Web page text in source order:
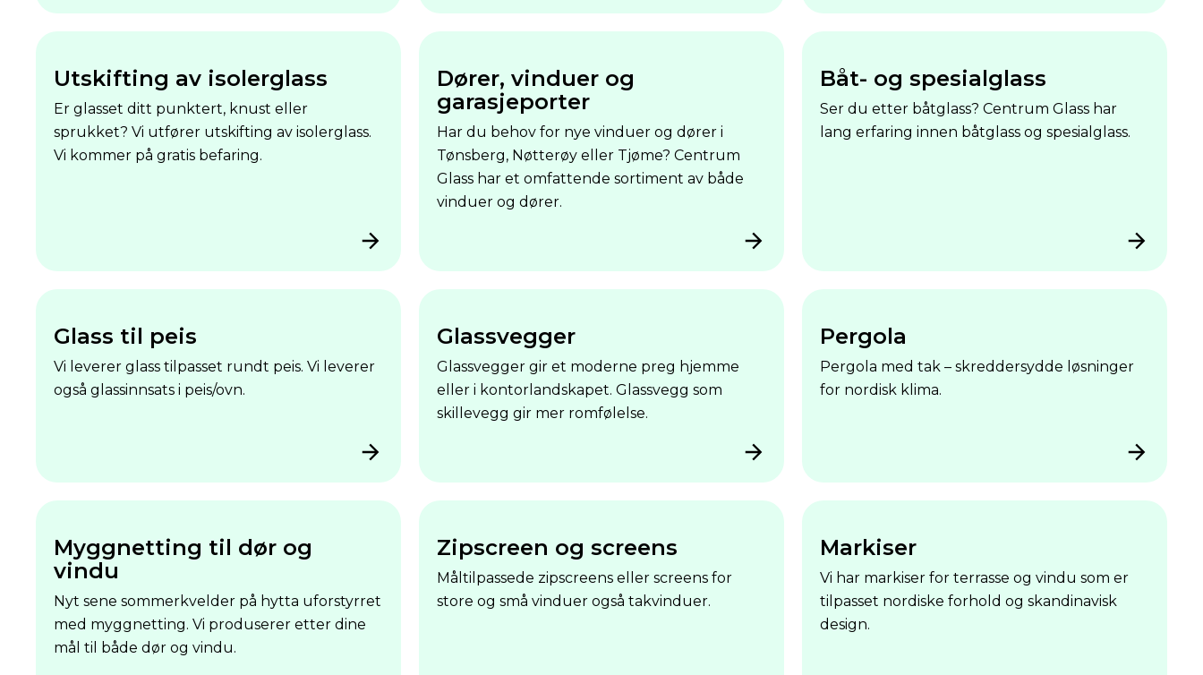
Utskifting av isolerglass
Er glasset ditt punktert, knust eller
sprukket? Vi utfører utskifting av isolerglass.
Vi kommer på gratis befaring.
Dører, vinduer og
garasjeporter
Har du behov for nye vinduer og dører i
Tønsberg, Nøtterøy eller Tjøme? Centrum
Glass har et omfattende sortiment av både
vinduer og dører.
Båt- og spesialglass
Ser du etter båtglass? Centrum Glass har
lang erfaring innen båtglass og spesialglass.
Glass til peis
Vi leverer glass tilpasset rundt peis. Vi leverer
også glassinnsats i peis/ovn.
Glassvegger
Glassvegger gir et moderne preg hjemme
eller i kontorlandskapet. Glassvegg som
skillevegg gir mer romfølelse.
Pergola
Pergola med tak – skreddersydde løsninger
for nordisk klima.
Myggnetting til dør og
vindu
Nyt sene sommerkvelder på hytta uforstyrret
med myggnetting. Vi produserer etter dine
mål til både dør og vindu.
Zipscreen og screens
Måltilpassede zipscreens eller screens for
store og små vinduer også takvinduer.
Markiser
Vi har markiser for terrasse og vindu som er
tilpasset nordiske forhold og skandinavisk
design.